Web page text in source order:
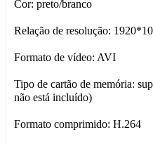
Cor: preto/branco
Relação de resolução:
Formato de vídeo: AVI
Tipo de cartão de memória:
não está incluído)
Formato comprimido: H.264